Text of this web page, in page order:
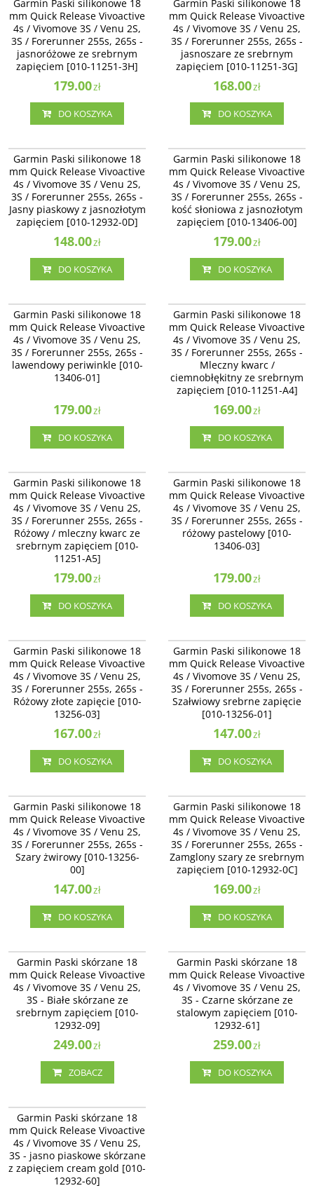
Quick Release Vivoactive 4s /
Vivomove 3S / Venu 2S -
jasnoróżowe ze srebrnym
zapięciem [010-11251-3H]
Garmin Paski silikonowe 18
mm Quick Release Vivoactive
4s / Vivomove 3S / Venu 2S,
3S / Forerunner 255s, 265s -
jasnoróżowe ze srebrnym
zapięciem [010-11251-3H]
179.00zł
DO KOSZYKA
Quick Release Vivoactive 4s /
Vivomove 3S / Venu 2S - jasnoszare
ze srebrnym zapięciem [010-11251-
3G]
Garmin Paski silikonowe 18
mm Quick Release Vivoactive
4s / Vivomove 3S / Venu 2S,
3S / Forerunner 255s, 265s -
jasnoszare ze srebrnym
zapięciem [010-11251-3G]
168.00zł
DO KOSZYKA
Garmin Paski silikonowe 18 mm
Quick Release Vivoactive 4s /
Vivomove 3S / Venu 2S - Jasny
piaskowy z jasnozłotym zapięciem
[010-12932-0D]
Garmin Paski silikonowe 18
mm Quick Release Vivoactive
4s / Vivomove 3S / Venu 2S,
3S / Forerunner 255s, 265s -
Jasny piaskowy z jasnozłotym
zapięciem [010-12932-0D]
148.00zł
DO KOSZYKA
Garmin Paski silikonowe 18 mm
Quick Release Vivoactive 4s /
Vivomove 3S / Venu 2S, 3S /
Forerunner 255s, 265s - kość
słoniowa z jasnozłotym zapięciem
[010-13406-00]
Garmin Paski silikonowe 18
mm Quick Release Vivoactive
4s / Vivomove 3S / Venu 2S,
3S / Forerunner 255s, 265s -
kość słoniowa z jasnozłotym
zapięciem [010-13406-00]
179.00zł
DO KOSZYKA
Garmin Paski silikonowe 18 mm
Quick Release Vivoactive 4s /
Vivomove 3S / Venu 2S, 3S /
Forerunner 255s, 265s -
lawendowy periwinkle [010-13406-
01]
Garmin Paski silikonowe 18
mm Quick Release Vivoactive
4s / Vivomove 3S / Venu 2S,
3S / Forerunner 255s, 265s -
lawendowy periwinkle [010-
13406-01]
179.00zł
DO KOSZYKA
Garmin Paski silikonowe 18 mm
Quick Release Vivoactive 4s /
Vivomove 3S / Venu 2S /
Forerunner 255s, 265s - Mleczny
kwarc / ciemnobłękitny ze
srebrnym zapięciem [010-11251-
A4]
Garmin Paski silikonowe 18
mm Quick Release Vivoactive
4s / Vivomove 3S / Venu 2S,
3S / Forerunner 255s, 265s -
Mleczny kwarc /
ciemnobłękitny ze srebrnym
zapięciem [010-11251-A4]
169.00zł
DO KOSZYKA
Garmin Paski silikonowe 18 mm
Quick Release Vivoactive 4s /
Vivomove 3S / Venu 2S /
Forerunner 255s, 265s - Różowy /
mleczny kwarc ze srebrnym
zapięciem [010-11251-A5]
Garmin Paski silikonowe 18
mm Quick Release Vivoactive
4s / Vivomove 3S / Venu 2S,
3S / Forerunner 255s, 265s -
Różowy / mleczny kwarc ze
srebrnym zapięciem [010-
11251-A5]
179.00zł
DO KOSZYKA
Garmin Paski silikonowe 18 mm
Quick Release Vivoactive 4s /
Vivomove 3S / Venu 2S, 3S /
Forerunner 255s, 265s - różowy
pastelowy [010-13406-03]
Garmin Paski silikonowe 18
mm Quick Release Vivoactive
4s / Vivomove 3S / Venu 2S,
3S / Forerunner 255s, 265s -
różowy pastelowy [010-
13406-03]
179.00zł
DO KOSZYKA
Garmin Paski silikonowe 18 mm
Quick Release Vivoactive 4s /
Vivomove 3S / Venu 2S, 3S /
Forerunner 255s, 265s - Różowy
złote zapięcie [010-13256-03]
Garmin Paski silikonowe 18
mm Quick Release Vivoactive
4s / Vivomove 3S / Venu 2S,
3S / Forerunner 255s, 265s -
Różowy złote zapięcie [010-
13256-03]
167.00zł
DO KOSZYKA
Garmin Paski silikonowe 18 mm
Quick Release Vivoactive 4s /
Vivomove 3S / Venu 2S, 3S /
Forerunner 255s, 265s - Szałwiowy
srebrne zapięcie [010-13256-01]
Garmin Paski silikonowe 18
mm Quick Release Vivoactive
4s / Vivomove 3S / Venu 2S,
3S / Forerunner 255s, 265s -
Szałwiowy srebrne zapięcie
[010-13256-01]
147.00zł
DO KOSZYKA
Garmin Paski silikonowe 18 mm
Quick Release Vivoactive 4s /
Vivomove 3S / Venu 2S, 3S /
Forerunner 255s, 265s - Szary
żwirowy [010-13256-00]
Garmin Paski silikonowe 18
mm Quick Release Vivoactive
4s / Vivomove 3S / Venu 2S,
3S / Forerunner 255s, 265s -
Szary żwirowy [010-13256-
00]
147.00zł
DO KOSZYKA
Garmin Paski silikonowe 18 mm
Quick Release Vivoactive 4s /
Vivomove 3S / Venu 2S - Zamglony
szary ze srebrnym zapięciem [010-
12932-0C]
Garmin Paski silikonowe 18
mm Quick Release Vivoactive
4s / Vivomove 3S / Venu 2S,
3S / Forerunner 255s, 265s -
Zamglony szary ze srebrnym
zapięciem [010-12932-0C]
169.00zł
DO KOSZYKA
Garmin Paski skórzane 18 mm
Quick Release Vivoactive 4s /
Vivomove 3S / Venu 2S - Białe
skórzane ze srebrnym zapięciem
[010-12932-09]
Dostępność: Zakończono
produkcję. Produkt niedostępny.
Garmin Paski skórzane 18
mm Quick Release Vivoactive
4s / Vivomove 3S / Venu 2S,
3S - Białe skórzane ze
srebrnym zapięciem [010-
12932-09]
249.00zł
ZOBACZ
Garmin Paski skórzane 18 mm
Quick Release Vivoactive 4s /
Vivomove 3S / Venu 2S, 3S - Czarne
skórzane ze stalowym zapięciem
[010-12932-61]
Garmin Paski skórzane 18
mm Quick Release Vivoactive
4s / Vivomove 3S / Venu 2S,
3S - Czarne skórzane ze
stalowym zapięciem [010-
12932-61]
259.00zł
DO KOSZYKA
Garmin Paski skórzane 18 mm
Quick Release Vivoactive 4s /
Vivomove 3S / Venu 2S, 3S - jasno
piaskowe skórzane z zapięciem
cream gold [010-12932-60]
Garmin Paski skórzane 18
mm Quick Release Vivoactive
4s / Vivomove 3S / Venu 2S,
3S - jasno piaskowe skórzane
z zapięciem cream gold [010-
12932-60]